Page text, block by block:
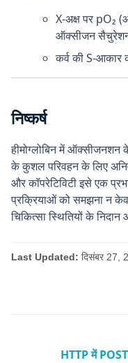
X-अक्ष पर pO₂
ऑक्सीजन सैचुरेशन
कर्व की S-आकार
निष्कर्ष
हीमोग्लोबिन में ऑक्सीजनशन
के कुशल परिवहन के लिए
और कॉपरेटिविटी इसे एक
प्रक्रियाओं को समझना न
चिकित्सा स्थितियों के
Last Updated: दिसंबर 27,
HTTP में